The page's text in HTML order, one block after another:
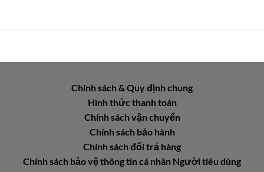
Chính sách & Quy định chung
Hình thức thanh toán
Chính sách vận chuyển
Chính sách bảo hành
Chính sách đổi trả hàng
Chính sách bảo vệ thông tin cá nhân Người tiêu dùng